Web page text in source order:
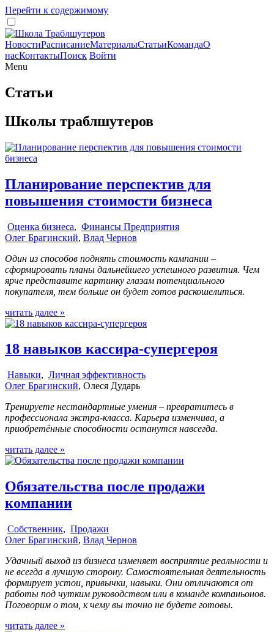
Перейти к содержимому
НовостиРасписаниеМатериалыСтатьиКомандаО
насКонтактыПоиск Войти
Menu
Статьи
Школы траблшутеров
Планирование перспектив для
повышения стоимости бизнеса
Оценка бизнеса, Финансы Предприятия
Олег Брагинский, Влад Чернов
Один из способов поднять стоимость кампании –
сформировать планы дальнейшего успешного развития. Чем
ярче представите картинку глазам потенциального
покупателя, тем больше он будет готов раскошелиться.
читать далее »
18 навыков кассира-супергероя
Навыки, Личная эффективность
Олег Брагинский, Олеся Дударь
Тренируете нестандартные умения – превратитесь в
профессионала экстра-класса. Карьера изменчива, а
приобретённые способности останутся навсегда.
читать далее »
Обязательства после продажи
компании
Собственник, Продажи
Олег Брагинский, Влад Чернов
Удачный выход из бизнеса изменяет восприятие реальности и
не всегда в лучшую сторону. Самостоятельная деятельность
формирует устои, привычки, навыки. Они отличаются от
работы под чутким руководством или в команде компаньонов.
Поговорим о том, к чему вы точно не будете готовы.
читать далее »